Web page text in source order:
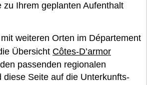
zu Ihrem geplanten Aufenthalt
weiteren Orten im Département
Übersicht Côtes-D’armor
passenden regionalen
diese Seite auf die Unterkunfts-